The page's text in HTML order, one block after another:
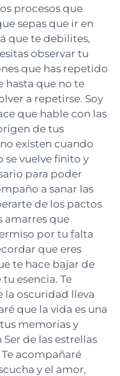
procesos que
sepas que ir en
que te debilites,
observar tu
que has repetido
hasta que no te
a repetirse. Soy
que hable con las
de tus
existen cuando
se vuelve finito y
para poder
a sanar las
de los pactos
amarres que
por tu falta
que eres
te hace bajar de
esencia. Te
la oscuridad lleva
que la vida es una
memorias y
de las estrellas
acompañaré
y el amor,